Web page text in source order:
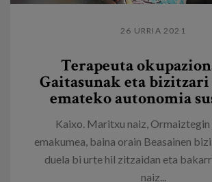
26 URRIA 2021
Terapeuta
Gaitasunak eta bizitzari
emateko autonomia
Kaixo. Maritxu naiz,
emakumea, baina orain Beasainen
duela bi urte hil zitzaidan eta
naiz...